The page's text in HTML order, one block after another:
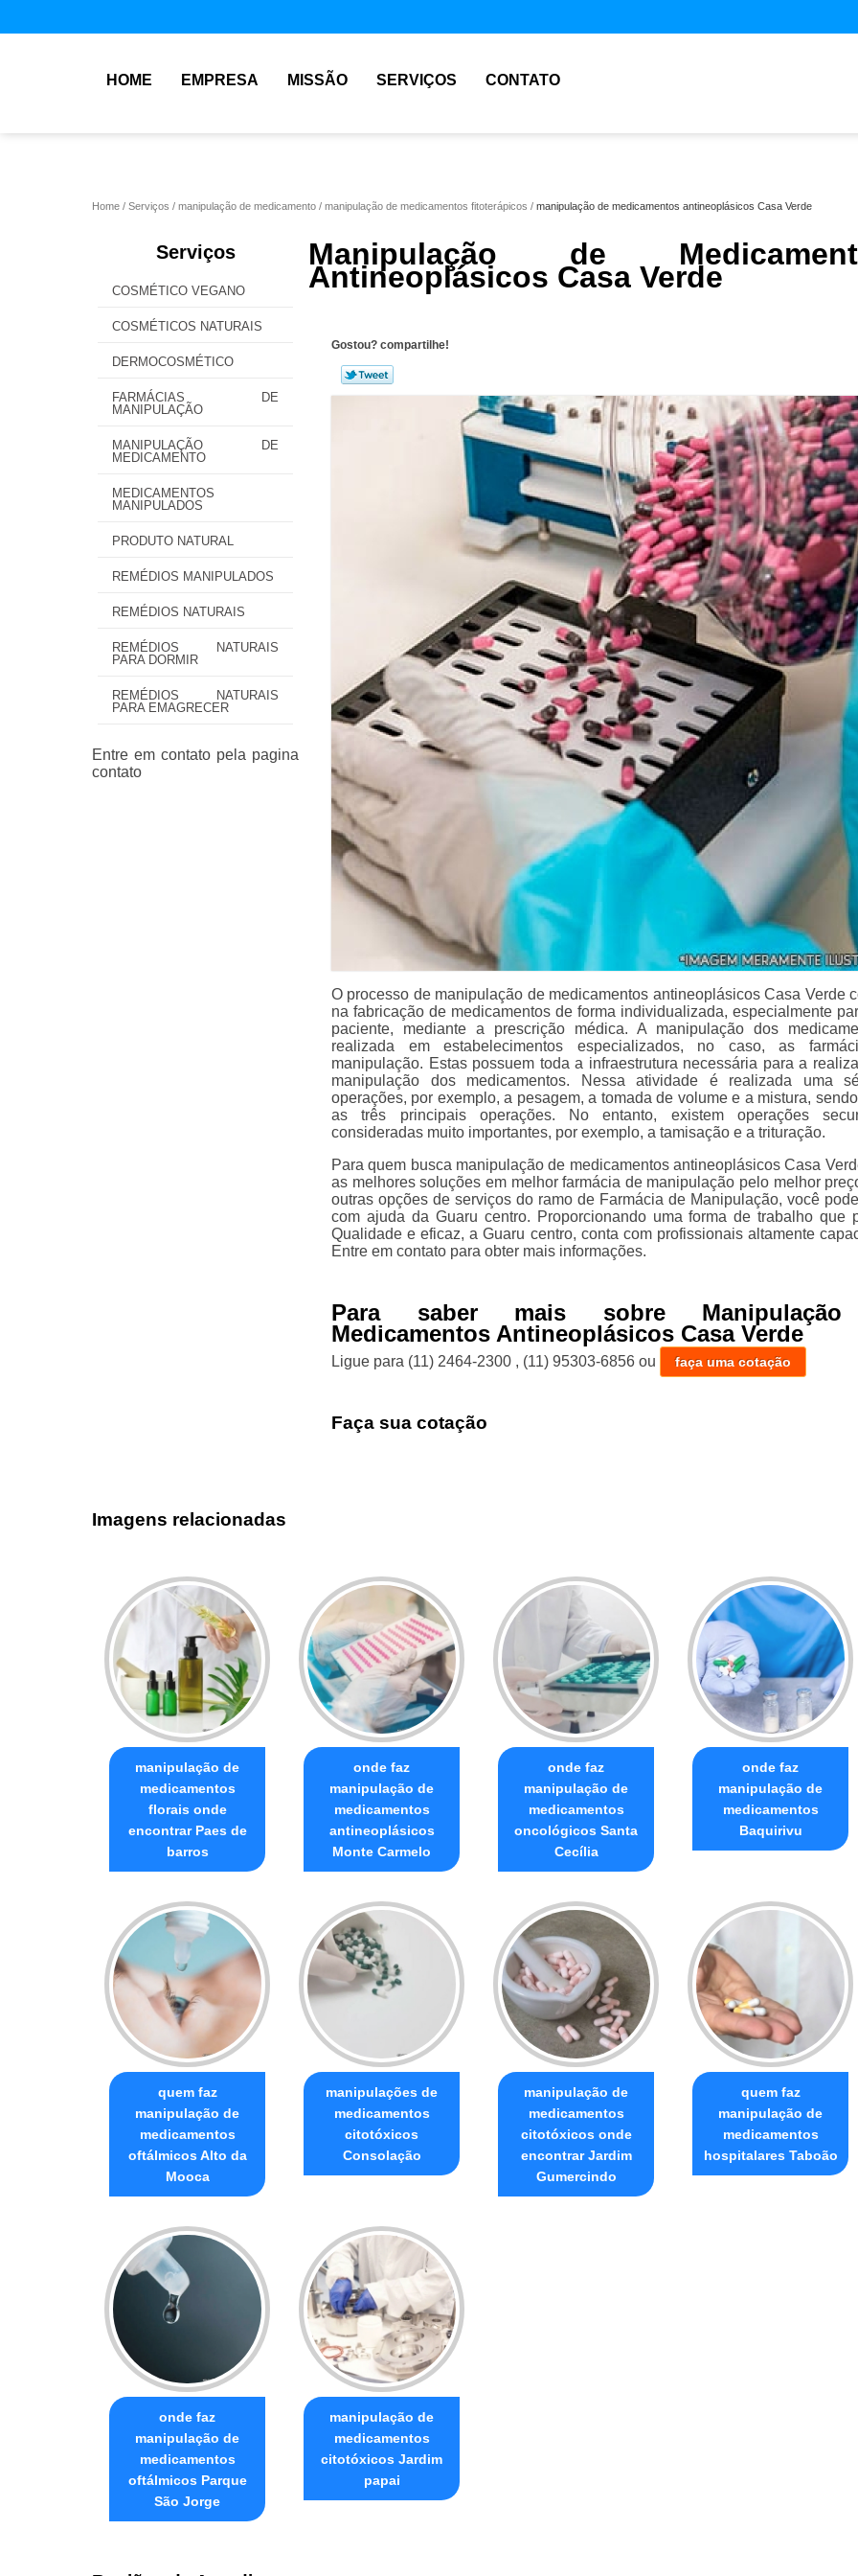
HOME EMPRESA MISSÃO SERVIÇOS CONTATO
Home Serviços manipulação de medicamento manipulação de medicamentos fitoterápicos manipulação de medicamentos antineoplásicos Casa Verde
Serviços
COSMÉTICO VEGANO
COSMÉTICOS NATURAIS
DERMOCOSMÉTICO
FARMÁCIAS DE
MANIPULAÇÃO
MANIPULAÇÃO DE
MEDICAMENTO
MEDICAMENTOS
MANIPULADOS
PRODUTO NATURAL
REMÉDIOS MANIPULADOS
REMÉDIOS NATURAIS
REMÉDIOS NATURAIS
PARA DORMIR
REMÉDIOS NATURAIS
PARA EMAGRECER
Manipulação de
Antineoplásicos Casa Verde
Gostou? compartilhe!
O processo de manipulação de medicamentos antineoplásicos Casa Verde
na fabricação de medicamentos de forma individualizada, especialmente
paciente, mediante a prescrição médica. A manipulação dos
realizada em estabelecimentos especializados, no caso, as
manipulação. Estas possuem toda a infraestrutura necessária para a
manipulação dos medicamentos. Nessa atividade é realizada uma
operações, por exemplo, a pesagem, a tomada de volume e a mistura,
as três principais operações. No entanto, existem operações
consideradas muito importantes, por exemplo, a tamisação e a trituração.
Para quem busca manipulação de medicamentos antineoplásicos Casa
as melhores soluções em melhor farmácia de manipulação pelo melhor
outras opções de serviços do ramo de Farmácia de Manipulação, você
com ajuda da Guaru centro. Proporcionando uma forma de trabalho que
Qualidade e eficaz, a Guaru centro, conta com profissionais altamente
Entre em contato para obter mais informações.
Para saber mais sobre
Medicamentos Antineoplásicos Casa Verde
Ligue para (11) 2464-2300 , (11) 95303-6856 ou faça uma cotação
Faça sua cotação
Imagens relacionadas
manipulação de
medicamentos
florais onde
encontrar Paes de
barros
onde faz
manipulação de
medicamentos
antineoplásicos
Monte Carmelo
onde faz
manipulação de
medicamentos
oncológicos Santa
Cecília
onde faz
manipulação de
medicamentos
Baquirivu
quem faz
manipulação de
medicamentos
oftálmicos Alto da
Mooca
manipulações de
medicamentos
citotóxicos
Consolação
manipulação de
medicamentos
citotóxicos onde
encontrar Jardim
Gumercindo
quem faz
manipulação de
medicamentos
hospitalares Taboão
onde faz
manipulação de
medicamentos
oftálmicos Parque
São Jorge
manipulação de
medicamentos
citotóxicos Jardim
papai